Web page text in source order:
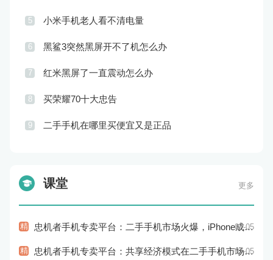
5 小米手机老人看不清电量
6 黑鲨3突然黑屏开不了机怎么办
7 红米黑屏了一直震动怎么办
8 买荣耀70十大忠告
9 二手手机在哪里买便宜又是正品
课堂 更多
精 忠机者手机专卖平台：二手手机市场火爆，iPhone成为最受欢迎的品牌07-05
精 忠机者手机专卖平台：共享经济模式在二手手机市场的应用和探索07-05